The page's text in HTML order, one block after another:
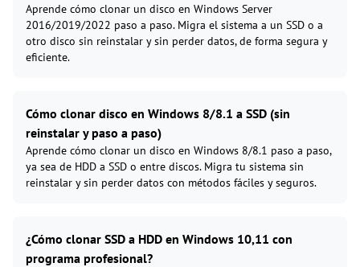
Aprende cómo clonar un disco en Windows Server
2016/2019/2022 paso a paso. Migra el sistema a un SSD o a
otro disco sin reinstalar y sin perder datos, de forma segura y
eficiente.
Cómo clonar disco en Windows 8/8.1 a SSD (sin
reinstalar y paso a paso)
Aprende cómo clonar un disco en Windows 8/8.1 paso a paso,
ya sea de HDD a SSD o entre discos. Migra tu sistema sin
reinstalar y sin perder datos con métodos fáciles y seguros.
¿Cómo clonar SSD a HDD en Windows 10,11 con
programa profesional?